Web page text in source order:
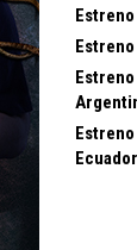
Estreno
Estreno